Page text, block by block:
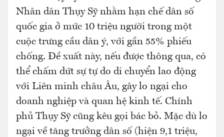
Nhân dân Thụy Sỹ nhằm hạn chế dân số
quốc gia ở mức 10 triệu người trong một
cuộc trưng cầu dân ý, với gần 55% phiếu
chống. Đề xuất này, nếu được thông qua, có
thể chấm dứt sự tự do di chuyển lao động
với Liên minh châu Âu, gây lo ngại cho
doanh nghiệp và quan hệ kinh tế. Chính
phủ Thụy Sỹ cũng kêu gọi bác bỏ. Mặc dù lo
ngại về tăng trưởng dân số (hiện 9,1 triệu,